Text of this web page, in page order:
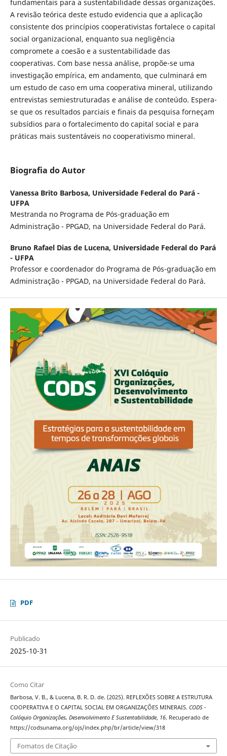
fundamentais para a sustentabilidade dessas organizações.
A revisão teórica deste estudo evidencia que a aplicação
consistente dos princípios cooperativistas fortalece o capital
social organizacional, enquanto sua negligência
compromete a coesão e a sustentabilidade das
cooperativas. Com base nessa análise, propõe-se uma
investigação empírica, em andamento, que culminará em
um estudo de caso em uma cooperativa mineral, utilizando
entrevistas semiestruturadas e análise de conteúdo. Espera-
se que os resultados parciais e finais da pesquisa forneçam
subsídios para o fortalecimento do capital social e para
práticas mais sustentáveis no cooperativismo mineral.
Biografia do Autor
Vanessa Brito Barbosa, Universidade Federal do Pará -
UFPA
Mestranda no Programa de Pós-graduação em
Administração - PPGAD, na Universidade Federal do Pará.
Bruno Rafael Dias de Lucena, Universidade Federal do Pará
- UFPA
Professor e coordenador do Programa de Pós-graduação em
Administração - PPGAD, na Universidade Federal do Pará.
PDF
Publicado
2025-10-31
Como Citar
Barbosa, V. B., & Lucena, B. R. D. de. (2025). REFLEXÕES SOBRE A ESTRUTURA
COOPERATIVA E O CAPITAL SOCIAL EM ORGANIZAÇÕES MINERAIS. CODS -
Colóquio Organizações, Desenvolvimento E Sustentabilidade, 16. Recuperado de
https://codsunama.org/ojs/index.php/br/article/view/318
Fomatos de Citação